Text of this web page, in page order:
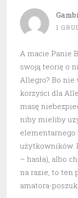
1
A macie Panie
swoją teorię o
Allegro? Bo nie
korzyści dla
masę
niby mieliby
elementarnego
użytkowników.
– hasła), albo
na razie, to ten
amatora-